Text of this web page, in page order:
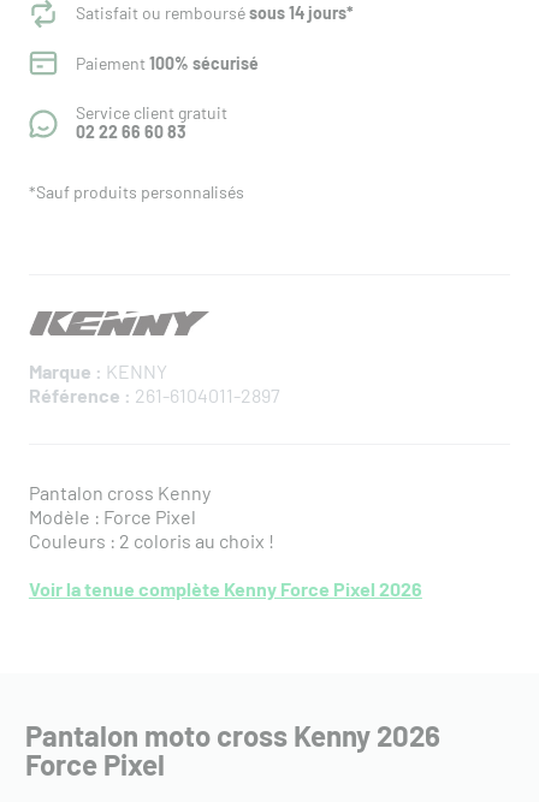
Satisfait ou remboursésous 14 jours*
Paiement100% sécurisé
Service client gratuit
02 22 66 60 83
*Sauf produits personnalisés
Marque : KENNY
Référence : 261-6104011-2897
Pantalon cross Kenny
Modèle : Force Pixel
Couleurs : 2 coloris au choix !
Voir la tenue complète Kenny Force Pixel 2026
Pantalon moto cross Kenny 2026
Force Pixel